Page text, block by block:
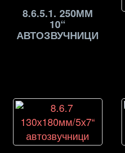
8.6.5.1. 250ММ
10“
АВТОЗВУЧНИЦИ